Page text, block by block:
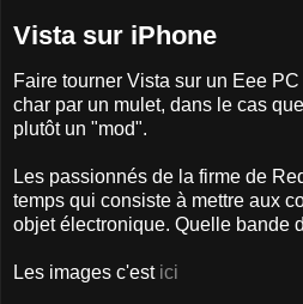
Vista sur iPhone
Faire tourner Vista sur un Eee
char par un mulet, dans le cas
plutôt un "mod".
Les passionnés de la firme de
temps qui consiste à mettre aux
objet électronique. Quelle bande
Les images c'est ici